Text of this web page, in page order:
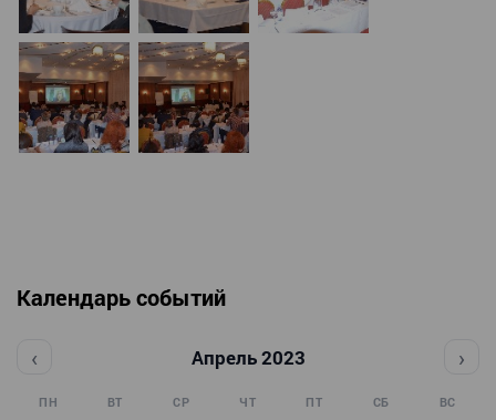
Календарь событий
‹ Апрель 2023 ›
ПН ВТ СР ЧТ ПТ СБ ВС